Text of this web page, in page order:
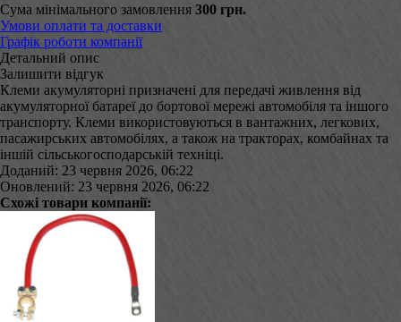
Сума мінімального замовлення 300 грн.
Умови оплати та доставки
Графік роботи компанії
Детальний опис
Залишити відгук
Клеми акумуляторні призначені для передачі живлення від
акумуляторної батареї до бортової мережі автомобіля та іншого
транспорту. Клеми використовуються в вантажних, легкових,
пасажирських автомобілях, а також на тракторах, комбайнах та
іншій сільськогосподарській техніці.
Доданий: 23 червня 2026, 06:22
Оновлений: 23 червня 2026, 06:22
Схожі товари компанії: